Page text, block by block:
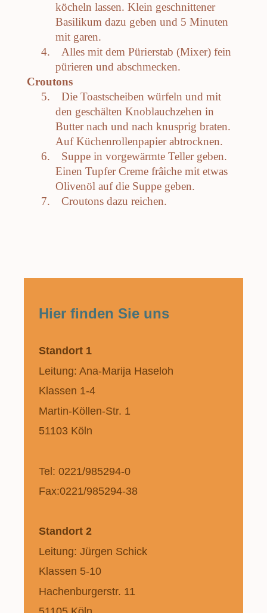
köcheln lassen. Klein geschnittener
Basilikum dazu geben und 5 Minuten
mit garen.
4.
Alles mit dem Pürierstab (Mixer) fein
pürieren und abschmecken.
Croutons
5.
Die Toastscheiben würfeln und mit
den geschälten Knoblauchzehen in
Butter nach und nach knusprig braten.
Auf Küchenrollenpapier abtrocknen.
6.
Suppe in vorgewärmte Teller geben.
Einen Tupfer Creme frâiche mit etwas
Olivenöl auf die Suppe geben.
7.
Croutons dazu reichen.
Hier finden Sie uns
Standort 1
Leitung: Ana-Marija Haseloh
Klassen 1-4
Martin-Köllen-Str. 1
51103 Köln
Tel: 0221/985294-0
Fax:0221/985294-38
Standort 2
Leitung: Jürgen Schick
Klassen 5-10
Hachenburgerstr. 11